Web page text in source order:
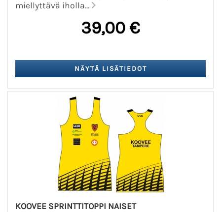
miellyttävä iholla...
39,00 €
KOOVEE SPRINTTITOPPI NAISET